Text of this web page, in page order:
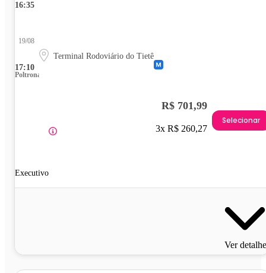
16:35
17:10
19/08
Terminal Rodoviário do Tietê
Poltrona
Executivo
R$ 701,99
3x R$ 260,27
Selecionar
Ver